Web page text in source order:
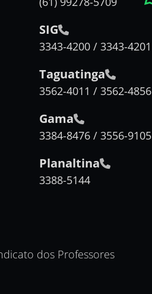
SIG
3343-4200 / 3343-4201
Taguatinga
3562-4011 / 3562-4856
Gama
3384-8476 / 3556-9105
Planaltina
3388-5144
dos Professores